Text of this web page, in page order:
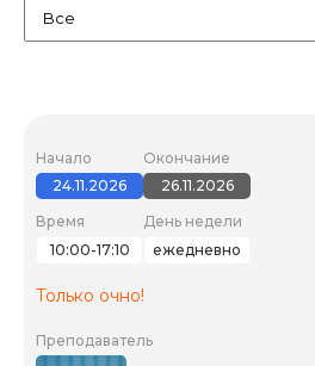
Начало
24.11.2026
Окончание
26.11.2026
Время
10:00-17:10
День недели
ежедневно
Только очно!
Преподаватель